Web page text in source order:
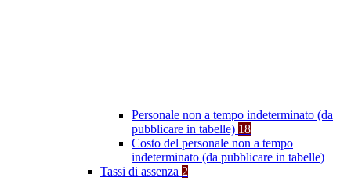
Personale non a tempo indeterminato (da
pubblicare in tabelle) 18
Costo del personale non a tempo
indeterminato (da pubblicare in tabelle)
Tassi di assenza 2